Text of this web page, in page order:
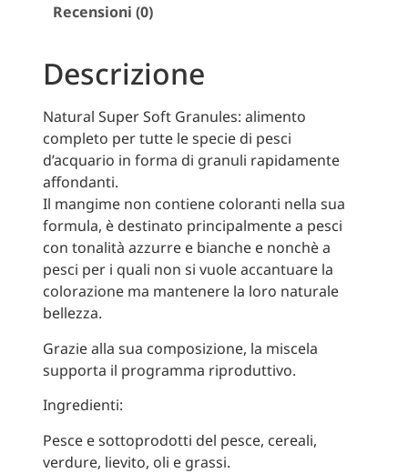
Recensioni (0)
Descrizione
Natural Super Soft Granules: alimento
completo per tutte le specie di pesci
d’acquario in forma di granuli rapidamente
affondanti.
Il mangime non contiene coloranti nella sua
formula, è destinato principalmente a pesci
con tonalità azzurre e bianche e nonchè a
pesci per i quali non si vuole accantuare la
colorazione ma mantenere la loro naturale
bellezza.
Grazie alla sua composizione, la miscela
supporta il programma riproduttivo.
Ingredienti:
Pesce e sottoprodotti del pesce, cereali,
verdure, lievito, oli e grassi.